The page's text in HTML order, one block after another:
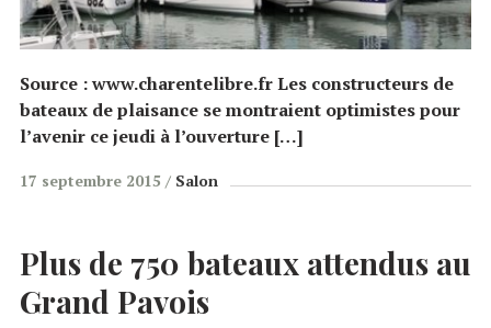
Source : www.charentelibre.fr Les constructeurs de
bateaux de plaisance se montraient optimistes pour
l’avenir ce jeudi à l’ouverture […]
17 septembre 2015 Salon
Plus de 750 bateaux attendus au
Grand Pavois